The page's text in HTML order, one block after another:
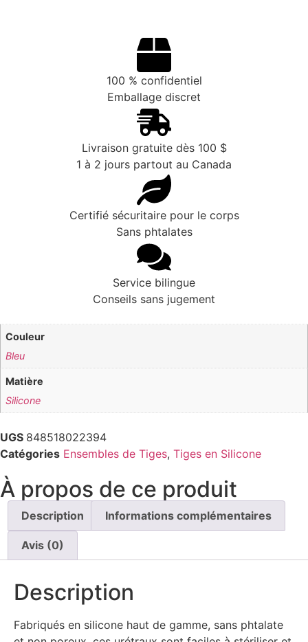
100 % confidentiel
Emballage discret
Livraison gratuite dès 100 $
1 à 2 jours partout au Canada
Certifié sécuritaire pour le corps
Sans phtalates
Service bilingue
Conseils sans jugement
Couleur
Bleu
Matière
Silicone
UGS 848518022394
Catégories Ensembles de Tiges, Tiges en Silicone
À propos de ce produit
Description Informations complémentaires
Avis (0)
Description
Fabriqués en silicone haut de gamme, sans phtalate